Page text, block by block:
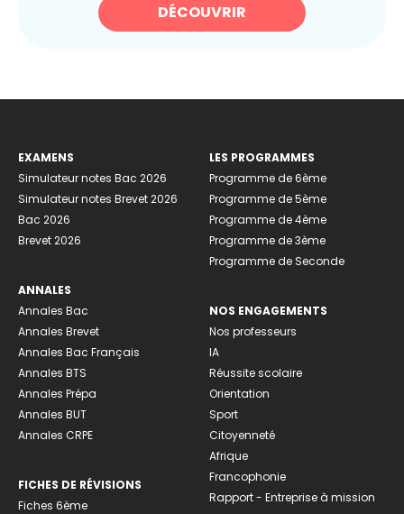
DÉCOUVRIR
EXAMENS
Simulateur notes Bac 2026
Simulateur notes Brevet 2026
Bac 2026
Brevet 2026
ANNALES
Annales Bac
Annales Brevet
Annales Bac Français
Annales BTS
Annales Prépa
Annales BUT
Annales CRPE
FICHES DE RÉVISIONS
Fiches 6ème
LES PROGRAMMES
Programme de 6ème
Programme de 5ème
Programme de 4ème
Programme de 3ème
Programme de Seconde
NOS ENGAGEMENTS
Nos professeurs
IA
Réussite scolaire
Orientation
Sport
Citoyenneté
Afrique
Francophonie
Rapport - Entreprise à mission